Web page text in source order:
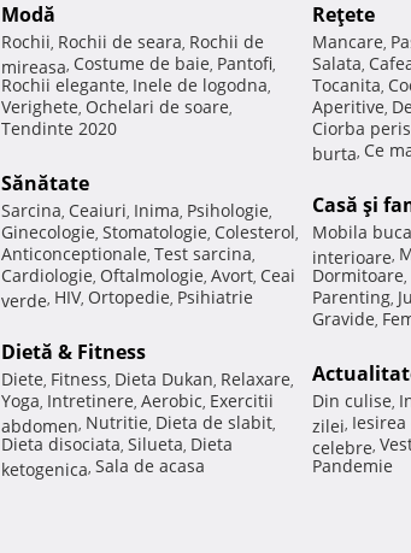
Modă
Rochii, Rochii de seara, Rochii de
mireasa, Costume de baie, Pantofi,
Rochii elegante, Inele de logodna,
Verighete, Ochelari de soare,
Tendinte 2020
Sănătate
Sarcina, Ceaiuri, Inima, Psihologie,
Ginecologie, Stomatologie, Colesterol,
Anticonceptionale, Test sarcina,
Cardiologie, Oftalmologie, Avort, Ceai
verde, HIV, Ortopedie, Psihiatrie
Dietă & Fitness
Diete, Fitness, Dieta Dukan, Relaxare,
Yoga, Intretinere, Aerobic, Exercitii
abdomen, Nutritie, Dieta de slabit,
Dieta disociata, Silueta, Dieta
ketogenica, Sala de acasa
Reţete
Mancare,
Salata,
Tocanita,
Aperitive,
Ciorba
burta, Ce
Casă şi
Mobila
interioare,
Dormitoare,
Parenting,
Gravide,
Din culise,
zilei,
celebre,
Pandemie